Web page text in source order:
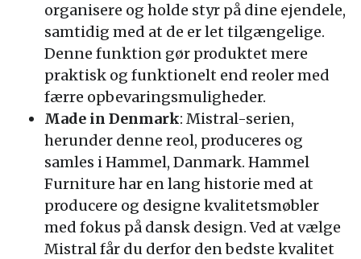
organisere og holde styr på dine ejendele,
samtidig med at de er let tilgængelige.
Denne funktion gør produktet mere
praktisk og funktionelt end reoler med
færre opbevaringsmuligheder.
Made in Denmark: Mistral-serien,
herunder denne reol, produceres og
samles i Hammel, Danmark. Hammel
Furniture har en lang historie med at
producere og designe kvalitetsmøbler
med fokus på dansk design. Ved at vælge
Mistral får du derfor den bedste kvalitet